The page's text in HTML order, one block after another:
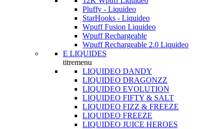
Pluffy - Liquideo
StarHooks - Liquideo
Wpuff Fusion Liquideo
Wpuff Rechargeable
Wpuff Rechargeable 2.0 Liquideo
E LIQUIDES
titremenu
LIQUIDEO DANDY
LIQUIDEO DRAGONZZ
LIQUIDEO EVOLUTION
LIQUIDEO FIFTY & SALT
LIQUIDEO FIZZ & FREEZE
LIQUIDEO FREEZE
LIQUIDEO JUICE HEROES